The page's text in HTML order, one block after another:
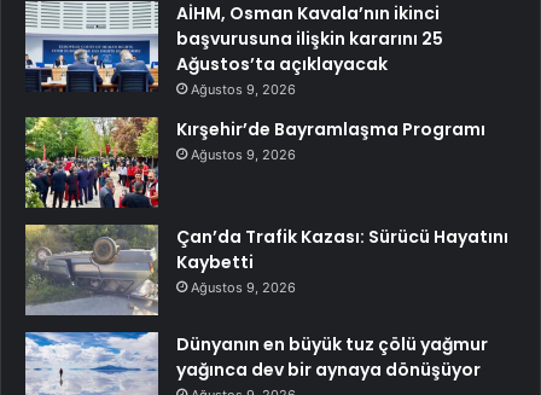
AİHM, Osman Kavala’nın ikinci
başvurusuna ilişkin kararını 25
Ağustos’ta açıklayacak
Ağustos 9, 2026
Kırşehir’de Bayramlaşma Programı
Ağustos 9, 2026
Çan’da Trafik Kazası: Sürücü Hayatını
Kaybetti
Ağustos 9, 2026
Dünyanın en büyük tuz çölü yağmur
yağınca dev bir aynaya dönüşüyor